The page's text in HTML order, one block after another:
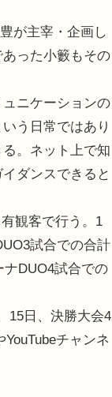
が主宰・企画し
った小籔もその
ニケーションの
う日常ではあり
。ネット上で知
ダンスできると
観客で行う。1
試合での合計
DUO4試合での
15日、決勝大会4
チャンネ